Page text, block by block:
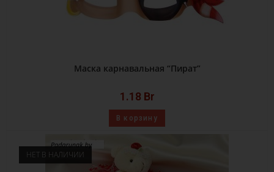
Маска карнавальная “Пират”
1.18 Br
В корзину
НЕТ В НАЛИЧИИ